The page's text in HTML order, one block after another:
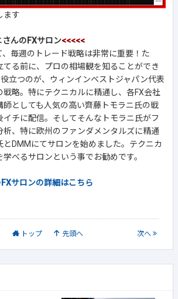
ます
んのFXサロン<<<<<
毎週のトレード戦略は非常に重要！た
てる前に、プロの相場観を知ることができ
立つのが、ウィンインベストジャパン代表
戦略。特にテクニカルに精通し、各FX会社
師としても人気の高い齊藤トモラニ氏の戦
イチに配信。そしてそんなトモラニ氏がフ
析、特に欧州のファンダメンタルズに精通
とDMMにてサロンを始めました。テクニカ
べるサロンという事でお勧めです。
FXサロンの詳細はこちら
トップ 先頭へ 次へ